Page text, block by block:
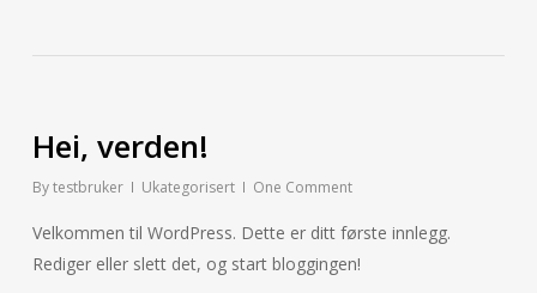
Hei, verden!
Bytestbruker Ukategorisert One Comment
Velkommen til WordPress. Dette er ditt første innlegg.
Rediger eller slett det, og start bloggingen!